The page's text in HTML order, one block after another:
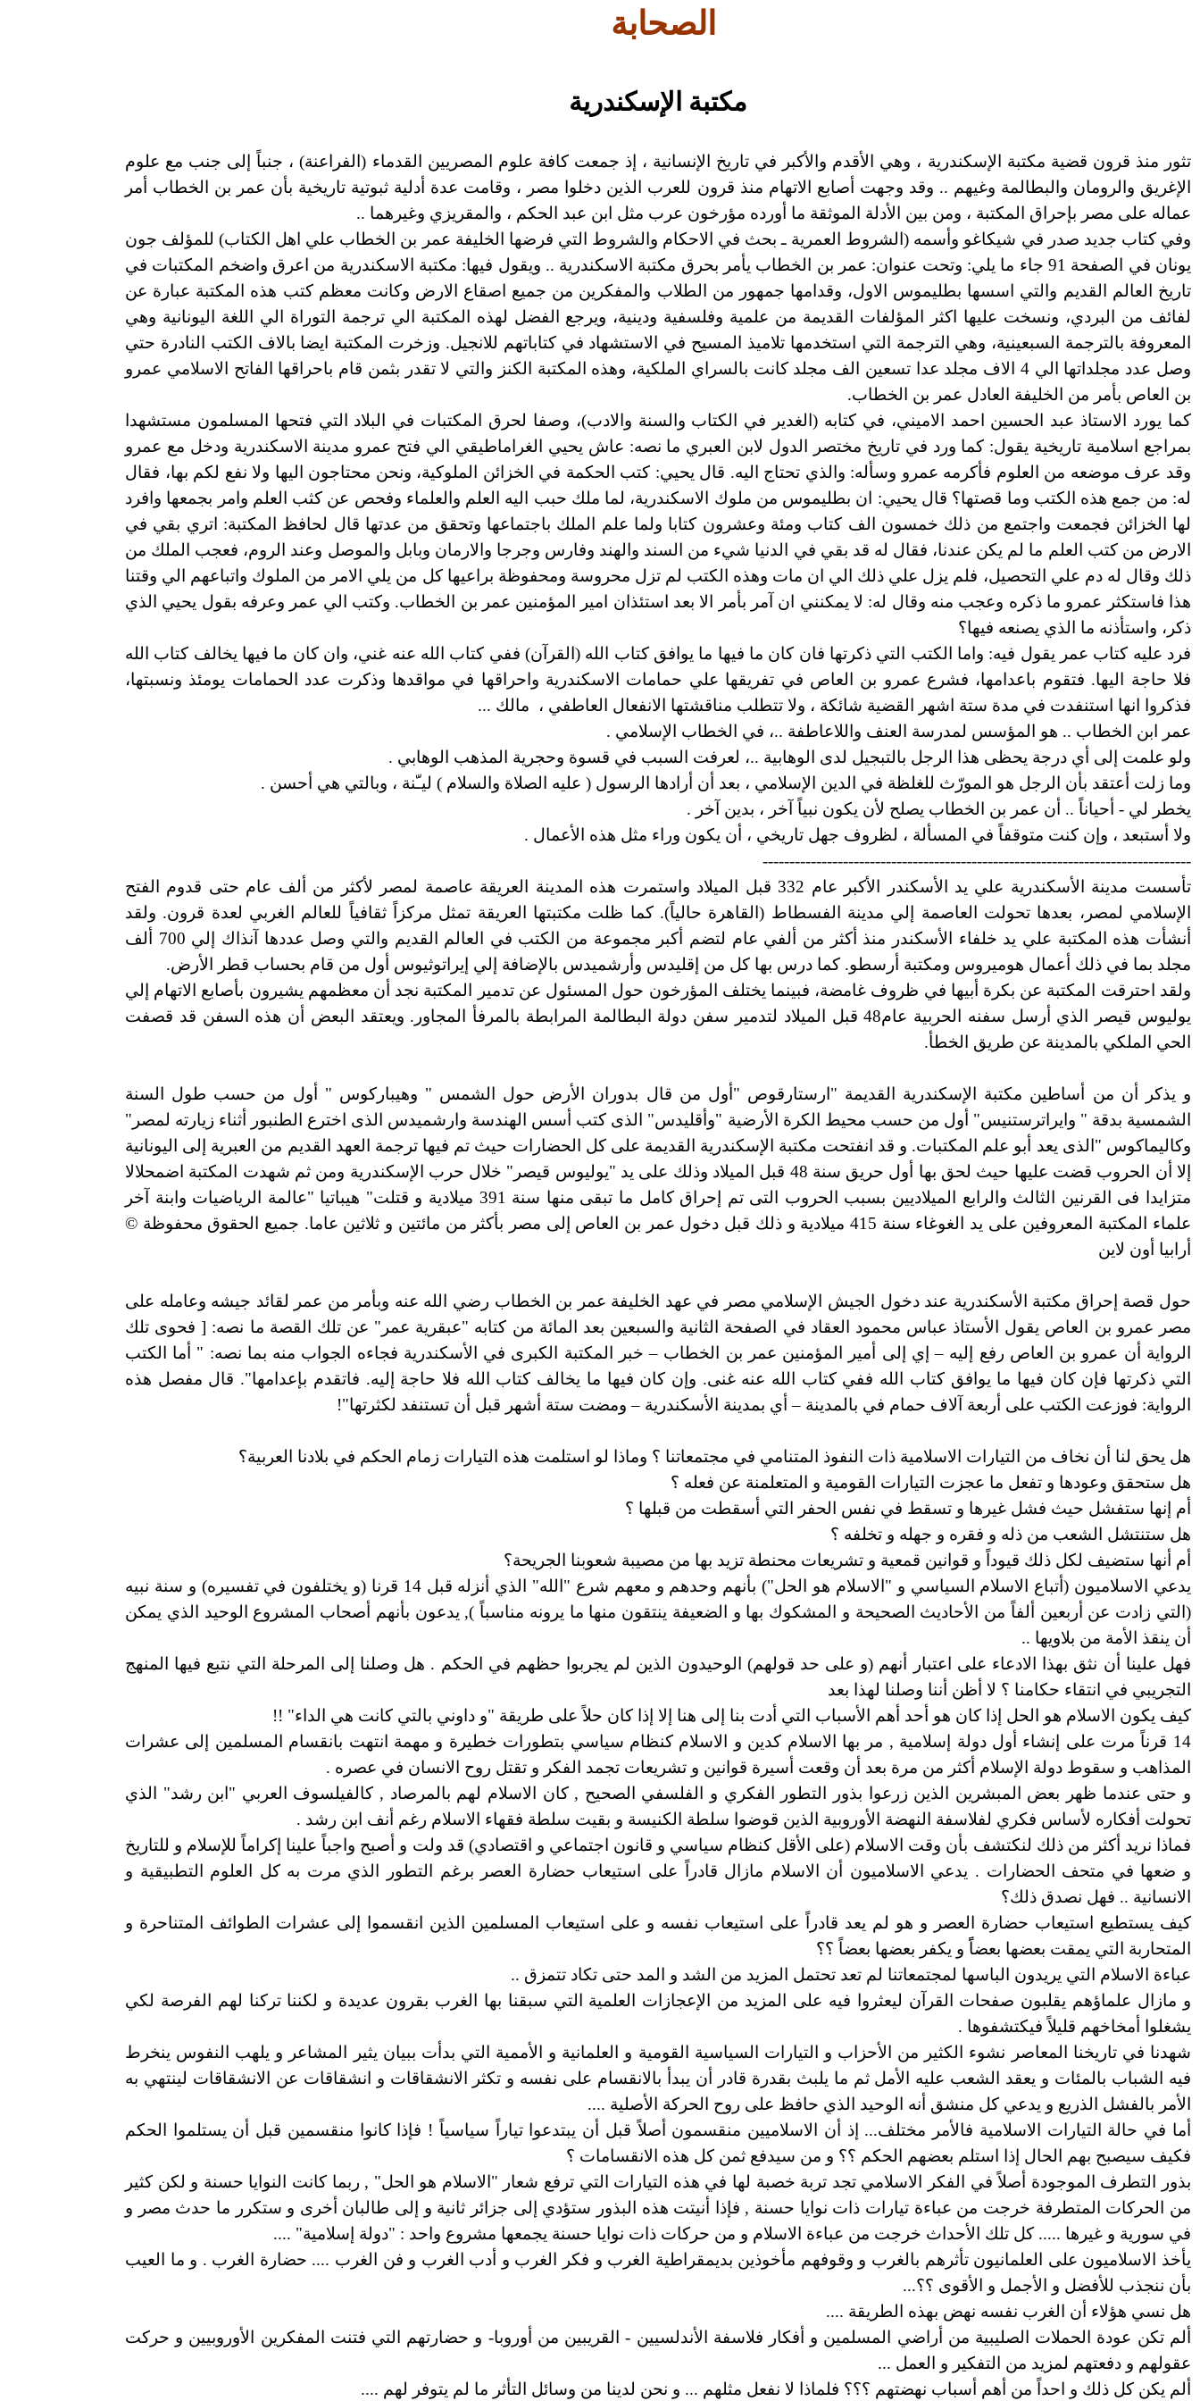
الصحابة
مكتبة الإسكندرية
تثور منذ قرون قضية مكتبة الإسكندرية ، وهي الأقدم والأكبر في تاريخ الإنسانية ، إذ جمعت كافة علوم المصريين القدماء (الفراعنة) ، جنباً إلى جنب مع علوم
الإغريق والرومان والبطالمة وغيهم .. وقد وجهت أصابع الاتهام منذ قرون للعرب الذين دخلوا مصر ، وقامت عدة أدلية ثبوتية تاريخية بأن عمر بن الخطاب أمر
عماله على مصر بإحراق المكتبة ، ومن بين الأدلة الموثقة ما أورده مؤرخون عرب مثل ابن عبد الحكم ، والمقريزي وغيرهما ..
وفي كتاب جديد صدر في شيكاغو وأسمه (الشروط العمرية ـ بحث في الاحكام والشروط التي فرضها الخليفة عمر بن الخطاب علي اهل الكتاب) للمؤلف جون
يونان في الصفحة 91 جاء ما يلي: وتحت عنوان: عمر بن الخطاب يأمر بحرق مكتبة الاسكندرية .. ويقول فيها: مكتبة الاسكندرية من اعرق واضخم المكتبات في
تاريخ العالم القديم والتي اسسها بطليموس الاول، وقدامها جمهور من الطلاب والمفكرين من جميع اصقاع الارض وكانت معظم كتب هذه المكتبة عبارة عن
لفائف من البردي، ونسخت عليها اكثر المؤلفات القديمة من علمية وفلسفية ودينية، ويرجع الفضل لهذه المكتبة الي ترجمة التوراة الي اللغة اليونانية وهي
المعروفة بالترجمة السبعينية، وهي الترجمة التي استخدمها تلاميذ المسيح في الاستشهاد في كتاباتهم للانجيل. وزخرت المكتبة ايضا بالاف الكتب النادرة حتي
وصل عدد مجلداتها الي 4 الاف مجلد عدا تسعين الف مجلد كانت بالسراي الملكية، وهذه المكتبة الكنز والتي لا تقدر بثمن قام باحراقها الفاتح الاسلامي عمرو
بن العاص بأمر من الخليفة العادل عمر بن الخطاب.
كما يورد الاستاذ عبد الحسين احمد الاميني، في كتابه (الغدير في الكتاب والسنة والادب)، وصفا لحرق المكتبات في البلاد التي فتحها المسلمون مستشهدا
بمراجع اسلامية تاريخية يقول: كما ورد في تاريخ مختصر الدول لابن العبري ما نصه: عاش يحيي الغراماطيقي الي فتح عمرو مدينة الاسكندرية ودخل مع عمرو
وقد عرف موضعه من العلوم فأكرمه عمرو وسأله: والذي تحتاج اليه. قال يحيي: كتب الحكمة في الخزائن الملوكية، ونحن محتاجون اليها ولا نفع لكم بها، فقال
له: من جمع هذه الكتب وما قصتها؟ قال يحيي: ان بطليموس من ملوك الاسكندرية، لما ملك حبب اليه العلم والعلماء وفحص عن كثب العلم وامر بجمعها وافرد
لها الخزائن فجمعت واجتمع من ذلك خمسون الف كتاب ومئة وعشرون كتابا ولما علم الملك باجتماعها وتحقق من عدتها قال لحافظ المكتبة: اتري بقي في
الارض من كتب العلم ما لم يكن عندنا، فقال له قد بقي في الدنيا شيء من السند والهند وفارس وجرجا والارمان وبابل والموصل وعند الروم، فعجب الملك من
ذلك وقال له دم علي التحصيل، فلم يزل علي ذلك الي ان مات وهذه الكتب لم تزل محروسة ومحفوظة براعيها كل من يلي الامر من الملوك واتباعهم الي وقتنا
هذا فاستكثر عمرو ما ذكره وعجب منه وقال له: لا يمكنني ان آمر بأمر الا بعد استئذان امير المؤمنين عمر بن الخطاب. وكتب الي عمر وعرفه بقول يحيي الذي
ذكر، واستأذنه ما الذي يصنعه فيها؟
فرد عليه كتاب عمر يقول فيه: واما الكتب التي ذكرتها فان كان ما فيها ما يوافق كتاب الله (القرآن) ففي كتاب الله عنه غني، وان كان ما فيها يخالف كتاب الله
فلا حاجة اليها. فتقوم باعدامها، فشرع عمرو بن العاص في تفريقها علي حمامات الاسكندرية واحراقها في مواقدها وذكرت عدد الحمامات يومئذ ونسبتها،
فذكروا انها استنفدت في مدة ستة اشهر القضية شائكة ، ولا تتطلب مناقشتها الانفعال العاطفي ،
مالك ...
عمر ابن الخطاب .. هو المؤسس لمدرسة العنف واللاعاطفة ..، في الخطاب الإسلامي .
ولو علمت إلى أي درجة يحظى هذا الرجل بالتبجيل لدى الوهابية ..، لعرفت السبب في قسوة وحجرية المذهب الوهابي .
وما زلت أعتقد بأن الرجل هو المورّث للغلظة في الدين الإسلامي ، بعد أن أرادها الرسول ( عليه الصلاة والسلام ) ليـّنة ، وبالتي هي أحسن .
يخطر لي - أحياناً .. أن عمر بن الخطاب يصلح لأن يكون نبياً آخر ، بدين آخر .
ولا أستبعد ، وإن كنت متوقفاً في المسألة ، لظروف جهل تاريخي ، أن يكون وراء مثل هذه الأعمال .
--------------------------------------------------------------------------------
تأسست مدينة الأسكندرية علي يد الأسكندر الأكبر عام 332 قبل الميلاد واستمرت هذه المدينة العريقة عاصمة لمصر لأكثر من ألف عام حتى قدوم الفتح
الإسلامي لمصر، بعدها تحولت العاصمة إلي مدينة الفسطاط (القاهرة حالياً). كما ظلت مكتبتها العريقة تمثل مركزاً ثقافياً للعالم الغربي لعدة قرون. ولقد
أنشأت هذه المكتبة علي يد خلفاء الأسكندر منذ أكثر من ألفي عام لتضم أكبر مجموعة من الكتب في العالم القديم والتي وصل عددها آنذاك إلي 700 ألف
مجلد بما في ذلك أعمال هوميروس ومكتبة أرسطو. كما درس بها كل من إقليدس وأرشميدس بالإضافة إلي إيراتوثيوس أول من قام بحساب قطر الأرض.
ولقد احترقت المكتبة عن بكرة أبيها في ظروف غامضة، فبينما يختلف المؤرخون حول المسئول عن تدمير المكتبة نجد أن معظمهم يشيرون بأصابع الاتهام إلي
يوليوس قيصر الذي أرسل سفنه الحربية عام48 قبل الميلاد لتدمير سفن دولة البطالمة المرابطة بالمرفأ المجاور. ويعتقد البعض أن هذه السفن قد قصفت
الحي الملكي بالمدينة عن طريق الخطأ.
و يذكر أن من أساطين مكتبة الإسكندرية القديمة "ارستارقوص "أول من قال بدوران الأرض حول الشمس " وهيباركوس " أول من حسب طول السنة
الشمسية بدقة " وايراترستنيس" أول من حسب محيط الكرة الأرضية "وأقليدس" الذى كتب أسس الهندسة وارشميدس الذى اخترع الطنبور أثناء زيارته لمصر"
وكاليماكوس "الذى يعد أبو علم المكتبات. و قد انفتحت مكتبة الإسكندرية القديمة على كل الحضارات حيث تم فيها ترجمة العهد القديم من العبرية إلى اليونانية
إلا أن الحروب قضت عليها حيث لحق بها أول حريق سنة 48 قبل الميلاد وذلك على يد "يوليوس قيصر" خلال حرب الإسكندرية ومن ثم شهدت المكتبة اضمحلالا
متزايدا فى القرنين الثالث والرابع الميلاديين بسبب الحروب التى تم إحراق كامل ما تبقى منها سنة 391 ميلادية و قتلت" هيباتيا "عالمة الرياضيات وابنة آخر
علماء المكتبة المعروفين على يد الغوغاء سنة 415 ميلادية و ذلك قبل دخول عمر بن العاص إلى مصر بأكثر من مائتين و ثلاثين عاما. جميع الحقوق محفوظة ©
أرابيا أون لاين
حول قصة إحراق مكتبة الأسكندرية عند دخول الجيش الإسلامي مصر في عهد الخليفة عمر بن الخطاب رضي الله عنه وبأمر من عمر لقائد جيشه وعامله على
مصر عمرو بن العاص يقول الأستاذ عباس محمود العقاد في الصفحة الثانية والسبعين بعد المائة من كتابه "عبقرية عمر" عن تلك القصة ما نصه: [ فحوى تلك
الرواية أن عمرو بن العاص رفع إليه – إي إلى أمير المؤمنين عمر بن الخطاب – خبر المكتبة الكبرى في الأسكندرية فجاءه الجواب منه بما نصه: " أما الكتب
التي ذكرتها فإن كان فيها ما يوافق كتاب الله ففي كتاب الله عنه غنى. وإن كان فيها ما يخالف كتاب الله فلا حاجة إليه. فاتقدم بإعدامها". قال مفصل هذه
الرواية: فوزعت الكتب على أربعة آلاف حمام في بالمدينة – أي بمدينة الأسكندرية – ومضت ستة أشهر قبل أن تستنفد لكثرتها"!
هل يحق لنا أن نخاف من التيارات الاسلامية ذات النفوذ المتنامي في مجتمعاتنا ؟ وماذا لو استلمت هذه التيارات زمام الحكم في بلادنا العربية؟
هل ستحقق وعودها و تفعل ما عجزت التيارات القومية و المتعلمنة عن فعله ؟
أم إنها ستفشل حيث فشل غيرها و تسقط في نفس الحفر التي أسقطت من قبلها ؟
هل ستنتشل الشعب من ذله و فقره و جهله و تخلفه ؟
أم أنها ستضيف لكل ذلك قيوداً و قوانين قمعية و تشريعات محنطة تزيد بها من مصيبة شعوبنا الجريحة؟
يدعي الاسلاميون (أتباع الاسلام السياسي و "الاسلام هو الحل") بأنهم وحدهم و معهم شرع "الله" الذي أنزله قبل 14 قرنا (و يختلفون في تفسيره) و سنة نبيه
(التي زادت عن أربعين ألفاً من الأحاديث الصحيحة و المشكوك بها و الضعيفة ينتقون منها ما يرونه مناسباً ), يدعون بأنهم أصحاب المشروع الوحيد الذي يمكن
أن ينقذ الأمة من بلاويها ..
فهل علينا أن نثق بهذا الادعاء على اعتبار أنهم (و على حد قولهم) الوحيدون الذين لم يجربوا حظهم في الحكم . هل وصلنا إلى المرحلة التي نتبع فيها المنهج
التجريبي في انتقاء حكامنا ؟ لا أظن أننا وصلنا لهذا بعد
كيف يكون الاسلام هو الحل إذا كان هو أحد أهم الأسباب التي أدت بنا إلى هنا إلا إذا كان حلاً على طريقة "و داوني بالتي كانت هي الداء" !!
14 قرناً مرت على إنشاء أول دولة إسلامية , مر بها الاسلام كدين و الاسلام كنظام سياسي بتطورات خطيرة و مهمة انتهت بانقسام المسلمين إلى عشرات
المذاهب و سقوط دولة الإسلام أكثر من مرة بعد أن وقعت أسيرة قوانين و تشريعات تجمد الفكر و تقتل روح الانسان في عصره .
و حتى عندما ظهر بعض المبشرين الذين زرعوا بذور التطور الفكري و الفلسفي الصحيح , كان الاسلام لهم بالمرصاد , كالفيلسوف العربي "ابن رشد" الذي
تحولت أفكاره لأساس فكري لفلاسفة النهضة الأوروبية الذين قوضوا سلطة الكنيسة و بقيت سلطة فقهاء الاسلام رغم أنف ابن رشد .
فماذا نريد أكثر من ذلك لنكتشف بأن وقت الاسلام (على الأقل كنظام سياسي و قانون اجتماعي و اقتصادي) قد ولت و أصبح واجباً علينا إكراماً للإسلام و للتاريخ
و ضعها في متحف الحضارات . يدعي الاسلاميون أن الاسلام مازال قادراً على استيعاب حضارة العصر برغم التطور الذي مرت به كل العلوم التطبيقية و
الانسانية .. فهل نصدق ذلك؟
كيف يستطيع استيعاب حضارة العصر و هو لم يعد قادراً على استيعاب نفسه و على استيعاب المسلمين الذين انقسموا إلى عشرات الطوائف المتناحرة و
المتحاربة التي يمقت بعضها بعضاًً و يكفر بعضها بعضاً ؟؟
عباءة الاسلام التي يريدون الباسها لمجتمعاتنا لم تعد تحتمل المزيد من الشد و المد حتى تكاد تتمزق ..
و مازال علماؤهم يقلبون صفحات القرآن ليعثروا فيه على المزيد من الإعجازات العلمية التي سبقنا بها الغرب بقرون عديدة و لكننا تركنا لهم الفرصة لكي
يشغلوا أمخاخهم قليلاً فيكتشفوها .
شهدنا في تاريخنا المعاصر نشوء الكثير من الأحزاب و التيارات السياسية القومية و العلمانية و الأممية التي بدأت ببيان يثير المشاعر و يلهب النفوس ينخرط
فيه الشباب بالمئات و يعقد الشعب عليه الأمل ثم ما يلبث بقدرة قادر أن يبدأ بالانقسام على نفسه و تكثر الانشقاقات و انشقاقات عن الانشقاقات لينتهي به
الأمر بالفشل الذريع و يدعي كل منشق أنه الوحيد الذي حافظ على روح الحركة الأصلية ....
أما في حالة التيارات الاسلامية فالأمر مختلف... إذ أن الاسلاميين منقسمون أصلاً قبل أن يبتدعوا تياراً سياسياً ! فإذا كانوا منقسمين قبل أن يستلموا الحكم
فكيف سيصبح بهم الحال إذا استلم بعضهم الحكم ؟؟ و من سيدفع ثمن كل هذه الانقسامات ؟
بذور التطرف الموجودة أصلاً في الفكر الاسلامي تجد تربة خصبة لها في هذه التيارات التي ترفع شعار "الاسلام هو الحل" , ربما كانت النوايا حسنة و لكن كثير
من الحركات المتطرفة خرجت من عباءة تيارات ذات نوايا حسنة , فإذا أنيتت هذه البذور ستؤدي إلى جزائر ثانية و إلى طالبان أخرى و ستكرر ما حدث مصر و
في سورية و غيرها ..... كل تلك الأحداث خرجت من عباءة الاسلام و من حركات ذات نوايا حسنة يجمعها مشروع واحد : "دولة إسلامية" ....
يأخذ الاسلاميون على العلمانيون تأثرهم بالغرب و وقوفهم مأخوذين بديمقراطية الغرب و فكر الغرب و أدب الغرب و فن الغرب .... حضارة الغرب . و ما العيب
بأن ننجذب للأفضل و الأجمل و الأقوى ؟؟...
هل نسي هؤلاء أن الغرب نفسه نهض بهذه الطريقة ....
ألم تكن عودة الحملات الصليبية من أراضي المسلمين و أفكار فلاسفة الأندلسيين - القريبين من أوروبا- و حضارتهم التي فتنت المفكرين الأوروبيين و حركت
عقولهم و دفعتهم لمزيد من التفكير و العمل ...
ألم يكن كل ذلك و احداً من أهم أسباب نهضتهم ؟؟؟ فلماذا لا نفعل مثلهم ... و نحن لدينا من وسائل التأثر ما لم يتوفر لهم ....